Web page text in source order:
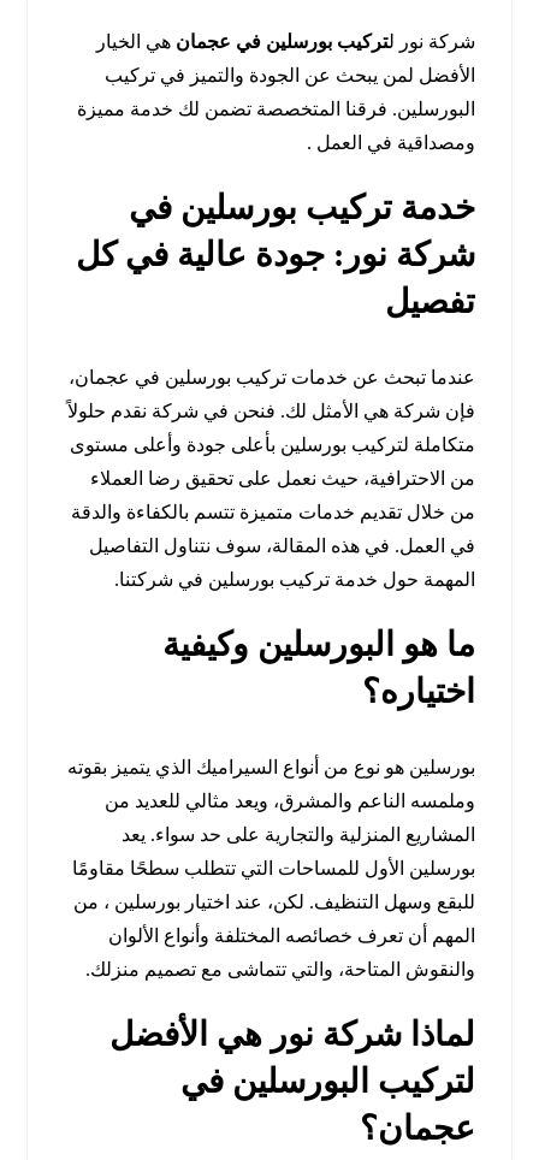
شركة نور لتركيب بورسلين في عجمان هي الخيار
الأفضل لمن يبحث عن الجودة والتميز في تركيب
البورسلين. فرقنا المتخصصة تضمن لك خدمة مميزة
ومصداقية في العمل .
خدمة تركيب بورسلين في
شركة نور: جودة عالية في كل
تفصيل
عندما تبحث عن خدمات تركيب بورسلين في عجمان،
فإن شركة هي الأمثل لك. فنحن في شركة نقدم حلولاً
متكاملة لتركيب بورسلين بأعلى جودة وأعلى مستوى
من الاحترافية، حيث نعمل على تحقيق رضا العملاء
من خلال تقديم خدمات متميزة تتسم بالكفاءة والدقة
في العمل. في هذه المقالة، سوف نتناول التفاصيل
المهمة حول خدمة تركيب بورسلين في شركتنا.
ما هو البورسلين وكيفية
اختياره؟
بورسلين هو نوع من أنواع السيراميك الذي يتميز بقوته
وملمسه الناعم والمشرق، ويعد مثالي للعديد من
المشاريع المنزلية والتجارية على حد سواء. يعد
بورسلين الأول للمساحات التي تتطلب سطحًا مقاومًا
للبقع وسهل التنظيف. لكن، عند اختيار بورسلين ، من
المهم أن تعرف خصائصه المختلفة وأنواع الألوان
والنقوش المتاحة، والتي تتماشى مع تصميم منزلك.
لماذا شركة نور هي الأفضل
لتركيب البورسلين في
عجمان؟